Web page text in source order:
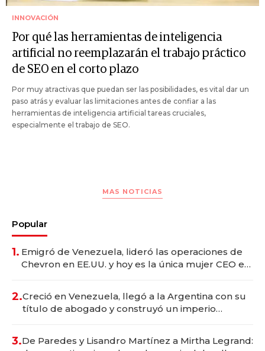
INNOVACIÓN
Por qué las herramientas de inteligencia
artificial no reemplazarán el trabajo práctico
de SEO en el corto plazo
Por muy atractivas que puedan ser las posibilidades, es vital dar un
paso atrás y evaluar las limitaciones antes de confiar a las
herramientas de inteligencia artificial tareas cruciales,
especialmente el trabajo de SEO.
MAS NOTICIAS
Popular
1. Emigró de Venezuela, lideró las operaciones de
Chevron en EE.UU. y hoy es la única mujer CEO en
2.Creció en Venezuela, llegó a la Argentina con su
título de abogado y construyó un imperio
3.De Paredes y Lisandro Martínez a Mirtha Legrand: